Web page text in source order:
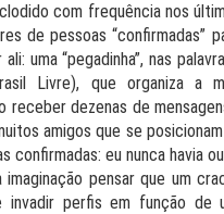
com frequência nos
de pessoas “confirmadas”
uma “pegadinha”, nas
Livre), que organiza a
receber dezenas de
amigos que se
confirmadas: eu nunca havia
pensar que um
invadir perfis em função de